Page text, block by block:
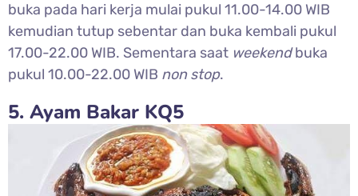
buka pada hari kerja mulai pukul 11.00-14.00 WIB
kemudian tutup sebentar dan buka kembali pukul
17.00-22.00 WIB. Sementara saat weekendbuka
pukul 10.00-22.00 WIB non stop.
5. Ayam Bakar KQ5